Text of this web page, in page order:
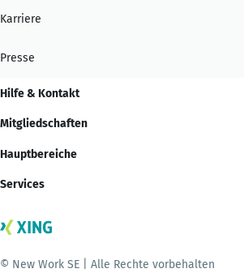
Karriere
Presse
Hilfe & Kontakt
Mitgliedschaften
Hauptbereiche
Services
© New Work SE | Alle Rechte vorbehalten